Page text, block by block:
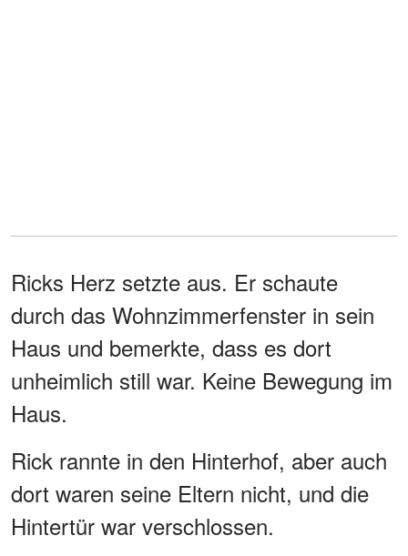
Ricks Herz setzte aus. Er schaute
durch das Wohnzimmerfenster in sein
Haus und bemerkte, dass es dort
unheimlich still war. Keine Bewegung im
Haus.
Rick rannte in den Hinterhof, aber auch
dort waren seine Eltern nicht, und die
Hintertür war verschlossen.